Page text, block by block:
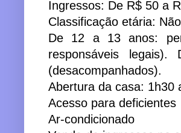
Ingressos: De R$ 50 a
Classificação etária:
De 12 a 13 anos:
responsáveis
(desacompanhados).
Abertura da casa: 1h30
Acesso para deficientes
Ar-condicionado